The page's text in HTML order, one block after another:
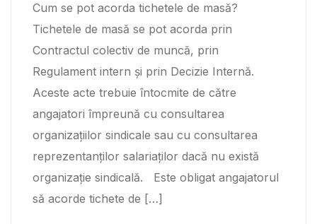
Cum se pot acorda tichetele de masă?
Tichetele de masă se pot acorda prin
Contractul colectiv de muncă, prin
Regulament intern și prin Decizie Internă.
Aceste acte trebuie întocmite de către
angajatori împreună cu consultarea
organizațiilor sindicale sau cu consultarea
reprezentanților salariaților dacă nu există
organizație sindicală. Este obligat angajatorul
să acorde tichete de […]